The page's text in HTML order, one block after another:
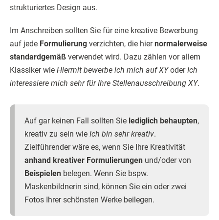
strukturiertes Design aus.
Im Anschreiben sollten Sie für eine kreative Bewerbung
auf jede Formulierung verzichten, die hiernormalerweise
standardgemäß verwendet wird. Dazu zählen vor allem
Klassiker wie Hiermit bewerbe ich mich auf XYoderIch
interessiere mich sehr für Ihre Stellenausschreibung XY.
Auf gar keinen Fall sollten Sie lediglich behaupten,
kreativ zu sein wie Ich bin sehr kreativ.
Zielführender wäre es, wenn Sie Ihre Kreativität
anhand kreativer Formulierungen und/oder von
Beispielen belegen. Wenn Sie bspw.
Maskenbildnerin sind, können Sie ein oder zwei
Fotos Ihrer schönsten Werke beilegen.